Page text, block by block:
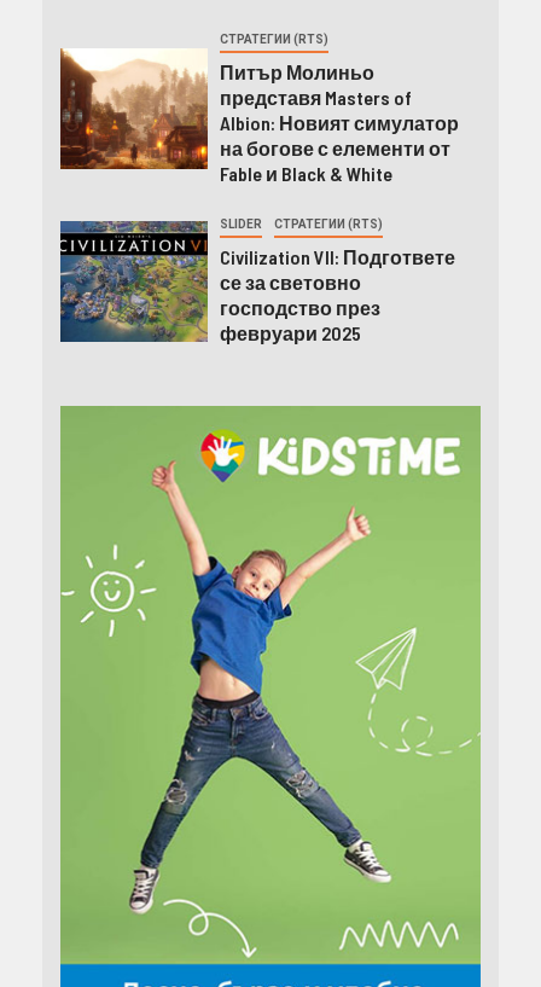
СТРАТЕГИИ (RTS)
Питър Молиньо
представя Masters of
Albion: Новият симулатор
на богове с елементи от
Fable и Black & White
SLIDER СТРАТЕГИИ (RTS)
Civilization VII: Подгответе
се за световно
господство през
февруари 2025